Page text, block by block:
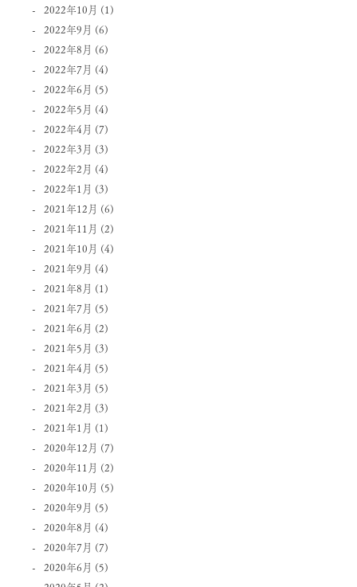
2022年10月 (1)
2022年9月 (6)
2022年8月 (6)
2022年7月 (4)
2022年6月 (5)
2022年5月 (4)
2022年4月 (7)
2022年3月 (3)
2022年2月 (4)
2022年1月 (3)
2021年12月 (6)
2021年11月 (2)
2021年10月 (4)
2021年9月 (4)
2021年8月 (1)
2021年7月 (5)
2021年6月 (2)
2021年5月 (3)
2021年4月 (5)
2021年3月 (5)
2021年2月 (3)
2021年1月 (1)
2020年12月 (7)
2020年11月 (2)
2020年10月 (5)
2020年9月 (5)
2020年8月 (4)
2020年7月 (7)
2020年6月 (5)